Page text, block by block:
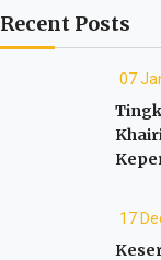
Recent Posts
07
17